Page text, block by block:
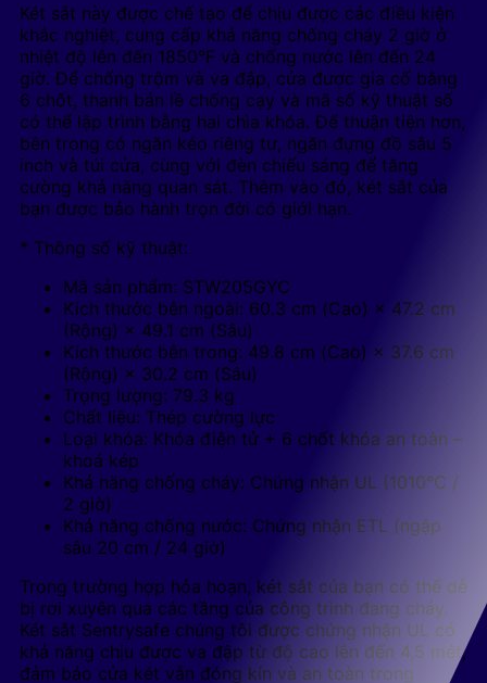
Két sắt này được chế tạo để chịu được các điều kiện
khắc nghiệt, cung cấp khả năng chống cháy 2 giờ ở
nhiệt độ lên đến 1850°F và chống nước lên đến 24
giờ. Để chống trộm và va đập, cửa được gia cố bằng
6 chốt, thanh bản lề chống cạy và mã số kỹ thuật số
có thể lập trình bằng hai chìa khóa. Để thuận tiện hơn,
bên trong có ngăn kéo riêng tư, ngăn đựng đồ sâu 5
inch và túi cửa, cùng với đèn chiếu sáng để tăng
cường khả năng quan sát. Thêm vào đó, két sắt của
bạn được bảo hành trọn đời có giới hạn.
* Thông số kỹ thuật:
Mã sản phẩm: STW205GYC
Kích thước bên ngoài: 60.3 cm (Cao) × 47.2 cm
(Rộng) × 49.1 cm (Sâu)
Kích thước bên trong: 49.8 cm (Cao) × 37.6 cm
(Rộng) × 30.2 cm (Sâu)
Trọng lượng: 79.3 kg
Chất liệu: Thép cường lực
Loại khóa: Khóa điện tử + 6 chốt khóa an toàn –
khoá kép
Khả năng chống cháy: Chứng nhận UL (1010°C /
2 giờ)
Khả năng chống nước: Chứng nhận ETL (ngập
sâu 20 cm / 24 giờ)
Trong trường hợp hỏa hoạn, két sắt của bạn có thể dễ
bị rơi xuyên qua các tầng của công trình đang cháy.
Két sắt Sentrysafe chúng tôi được chứng nhận UL có
khả năng chịu được va đập từ độ cao lên đến 4,5 mét,
đảm bảo cửa két vẫn đóng kín và an toàn trong